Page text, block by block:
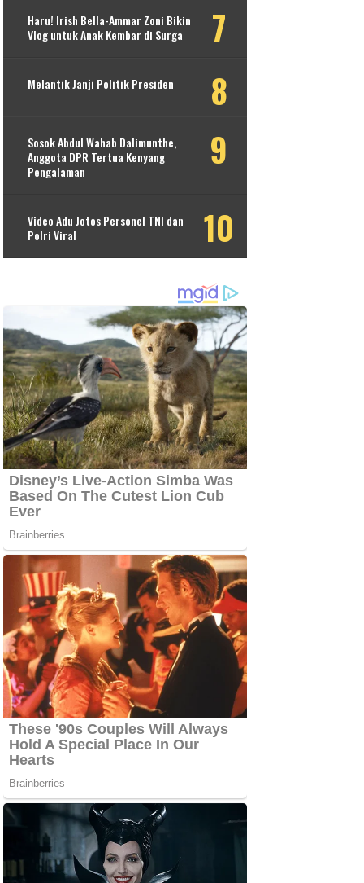
Haru! Irish Bella-Ammar Zoni Bikin
Vlog untuk Anak Kembar di Surga
Melantik Janji Politik Presiden
Sosok Abdul Wahab Dalimunthe,
Anggota DPR Tertua Kenyang
Pengalaman
Video Adu Jotos Personel TNI dan
Polri Viral